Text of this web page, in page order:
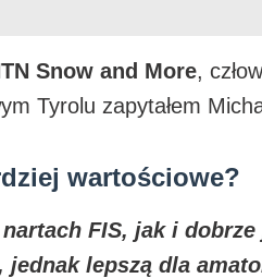
Snow and More,
Tyrolu zapytałem
wartościowe?
FIS, jak i dobrze
lepszą dla